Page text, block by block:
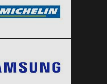
și Vezi Ofertele!